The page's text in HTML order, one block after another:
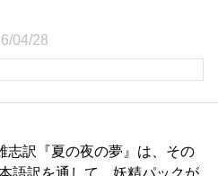
04/28
志訳『夏の夜の夢』は、その
語訳を通して、妖精パックが